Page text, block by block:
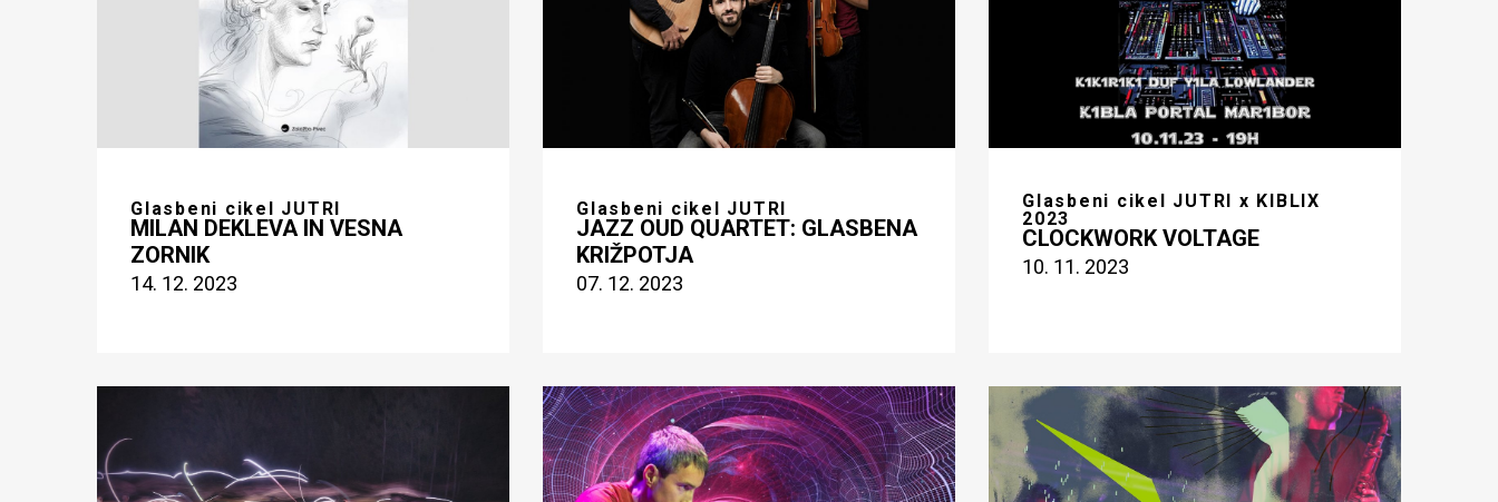
Glasbeni cikel JUTRI
MILAN DEKLEVA IN VESNA
ZORNIK
14. 12. 2023
Glasbeni cikel JUTRI
JAZZ OUD QUARTET: GLASBENA
KRIŽPOTJA
07. 12. 2023
Glasbeni cikel JUTRI x KIBLIX
2023
CLOCKWORK VOLTAGE
10. 11. 2023